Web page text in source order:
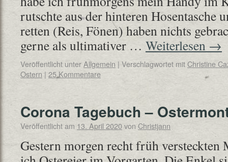
rutschte aus der hinteren Hosentasche
retten (Reis, Fönen) haben nichts
gerne als ultimativer … Weiterlesen →
Veröffentlicht unterAllgemein | Verschlagwortet mitChristine
Ostern | 25 Kommentare
Corona Tagebuch –
Veröffentlicht am 13. April 2020 von Christjann
Gestern morgen recht früh versteckten